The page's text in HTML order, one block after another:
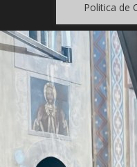
Politica de